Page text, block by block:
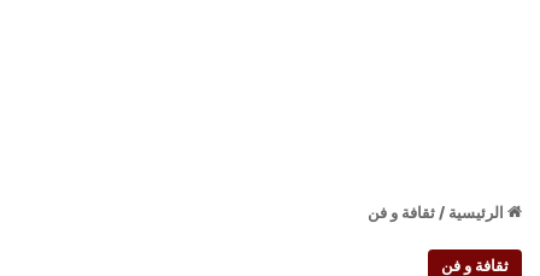
الرئيسية / ثقافة و فن
ثقافة و فن